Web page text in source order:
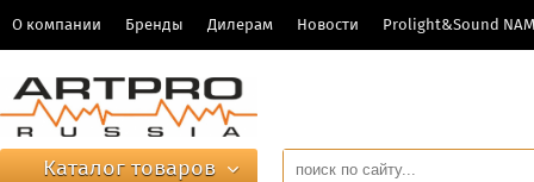
О компании Бренды Дилерам Новости Prolight&Sound
Каталог товаров